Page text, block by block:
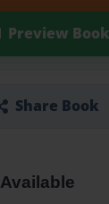
Preview Book
Share Book